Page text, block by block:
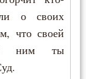
о своих
что своей
к ним ты